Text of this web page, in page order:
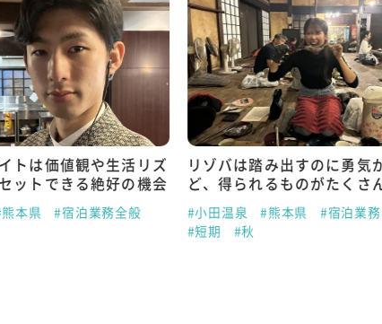
トは価値観や生活リズ
ットできる絶好の機会
本県
#宿泊業務全般
リゾバは踏み出すのに勇気
ど、得られるものがたくさ
#小田温泉 #熊本県
#宿泊業
#短期
#秋